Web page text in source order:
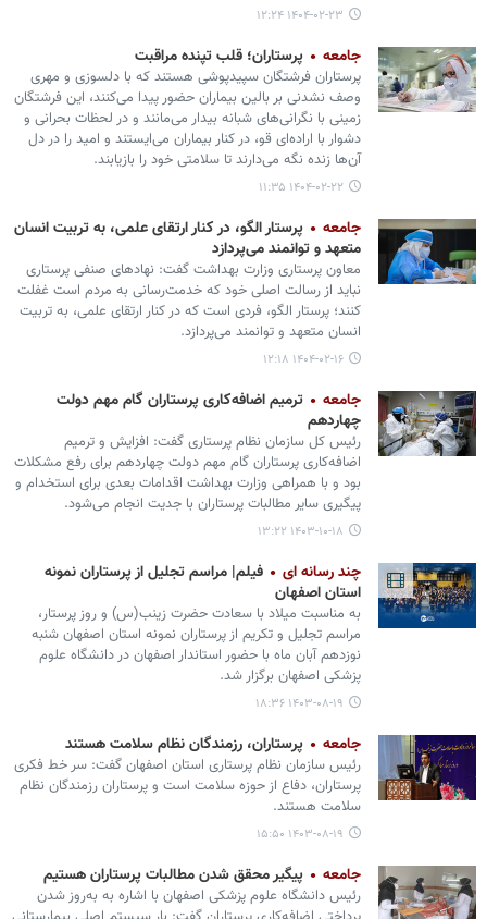
۱۴۰۴-۰۲-۲۳ ۱۲:۲۴
جامعه پرستاران؛ قلب تپنده مراقبت
پرستاران فرشتگان سپیدپوشی هستند که با دلسوزی و مهری
وصف نشدنی بر بالین بیماران حضور پیدا می‌کنند، این فرشتگان
زمینی با نگرانی‌های شبانه بیدار می‌مانند و در لحظات بحرانی و
دشوار با اراده‌ای قو، در کنار بیماران می‌ایستند و امید را در دل
آن‌ها زنده نگه می‌دارند تا سلامتی خود را بازیابند.
۱۴۰۴-۰۲-۲۲ ۱۱:۳۵
جامعه
پرستار الگو، در کنار ارتقای علمی، به تربیت انسان
متعهد و توانمند می‌پردازد
معاون پرستاری وزارت بهداشت گفت: نهادهای صنفی پرستاری
نباید از رسالت اصلی خود که خدمت‌رسانی به مردم است غفلت
کنند؛ پرستار الگو، فردی است که در کنار ارتقای علمی، به تربیت
انسان متعهد و توانمند می‌پردازد.
۱۴۰۴-۰۲-۱۶ ۱۲:۱۸
جامعه
ترمیم اضافه‌کاری پرستاران گام مهم دولت
چهاردهم
رئیس کل سازمان نظام پرستاری گفت: افزایش و ترمیم
اضافه‌کاری پرستاران گام مهم دولت چهاردهم برای رفع مشکلات
بود و با همراهی وزارت بهداشت اقدامات بعدی برای استخدام و
پیگیری سایر مطالبات پرستاران با جدیت انجام می‌شود.
۱۴۰۳-۱۰-۱۸ ۱۳:۲۲
چند رسانه ای
فیلم| مراسم تجلیل از پرستاران نمونه
استان اصفهان
به مناسبت میلاد با سعادت حضرت زینب(س) و روز پرستار،
مراسم تجلیل و تکریم از پرستاران نمونه استان اصفهان شنبه
نوزدهم آبان ماه با حضور استاندار اصفهان در دانشگاه علوم
پزشکی اصفهان برگزار شد.
۱۴۰۳-۰۸-۱۹ ۱۸:۳۶
جامعه پرستاران، رزمندگان نظام سلامت هستند
رئیس سازمان نظام پرستاری استان اصفهان گفت: سر خط فکری
پرستاران، دفاع از حوزه سلامت است و پرستاران رزمندگان نظام
سلامت هستند.
۱۴۰۳-۰۸-۱۹ ۱۵:۵۰
جامعه پیگیر محقق شدن مطالبات پرستاران هستیم
رئیس دانشگاه علوم پزشکی اصفهان با اشاره به به‌روز شدن